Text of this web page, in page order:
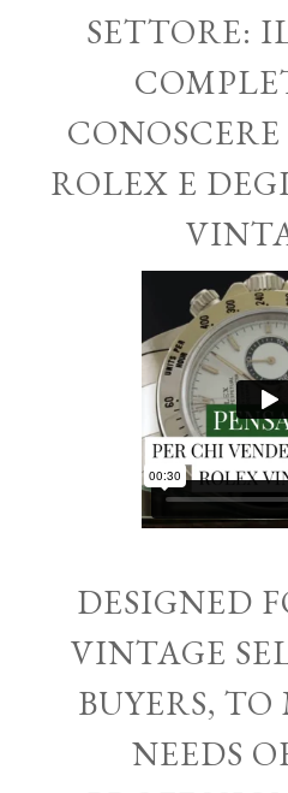
SETTORE:
ROLEX E
DESIGNED
VINTAGE
BUYERS,
NEEDS